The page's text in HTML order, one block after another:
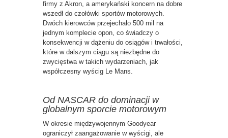
firmy z Akron, a amerykański koncern na dobre
wszedł do czołówki sportów motorowych.
Dwóch kierowców przejechało 500 mil na
jednym komplecie opon, co świadczy o
konsekwencji w dążeniu do osiągów i trwałości,
które w dalszym ciągu są niezbędne do
zwycięstwa w takich wydarzeniach, jak
współczesny wyścig Le Mans.
Od NASCAR do dominacji w
globalnym sporcie motorowym
W okresie międzywojennym Goodyear
ograniczył zaangażowanie w wyścigi, ale